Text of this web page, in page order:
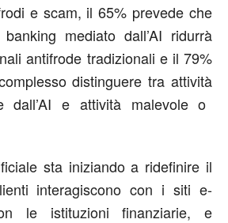
e scam, il 65% prevede che
mediato dall’AI ridurrà
antifrode tradizionali e il 79%
distinguere tra attività
dall’AI e attività malevole o
sta iniziando a ridefinire il
interagiscono con i siti e-
le istituzioni finanziarie, e